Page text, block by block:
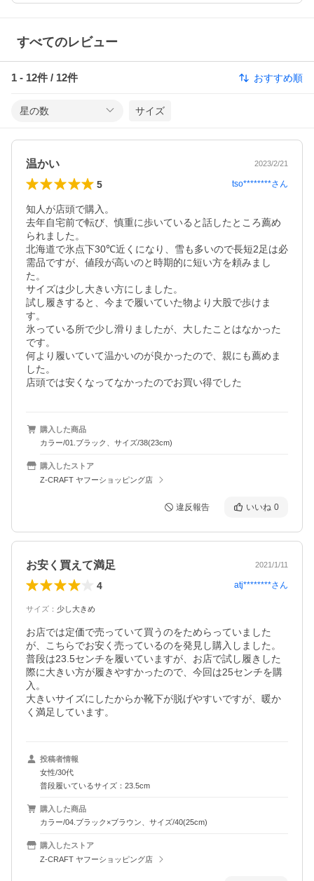
すべてのレビュー
1 - 12件 / 12件 おすすめ順
星の数 サイズ
温かい 2023/2/21
5 tso********さん
知人が店頭で購入。
去年自宅前で転び、慎重に歩いていると話したところ薦め
られました。
北海道で氷点下30℃近くになり、雪も多いので長短2足は必
需品ですが、値段が高いのと時期的に短い方を頼みまし
た。
サイズは少し大きい方にしました。
試し履きすると、今まで履いていた物より大股で歩けま
す。
氷っている所で少し滑りましたが、大したことはなかった
です。
何より履いていて温かいのが良かったので、親にも薦めま
した。
店頭では安くなってなかったのでお買い得でした
購入した商品
カラー/01.ブラック、サイズ/38(23cm)
購入したストア
Z-CRAFT ヤフーショッピング店
違反報告 いいね 0
お安く買えて満足 2021/1/11
4 atj********さん
サイズ ： 少し大きめ
お店では定価で売っていて買うのをためらっていました
が、こちらでお安く売っているのを発見し購入しました。
普段は23.5センチを履いていますが、お店で試し履きした
際に大きい方が履きやすかったので、今回は25センチを購
入。
大きいサイズにしたからか靴下が脱げやすいですが、暖か
く満足しています。
投稿者情報
女性/30代
普段履いているサイズ：23.5cm
購入した商品
カラー/04.ブラック×ブラウン、サイズ/40(25cm)
購入したストア
Z-CRAFT ヤフーショッピング店